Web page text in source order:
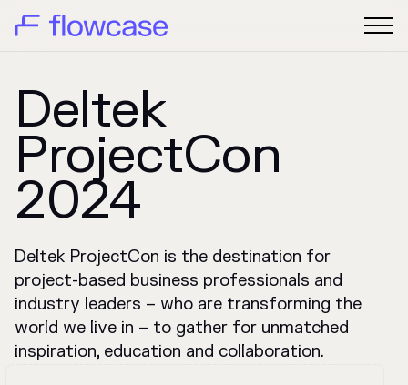
Deltek
ProjectCon
2024
Deltek ProjectCon is the destination for
project-based business professionals and
industry leaders – who are transforming the
world we live in – to gather for unmatched
inspiration, education and collaboration.